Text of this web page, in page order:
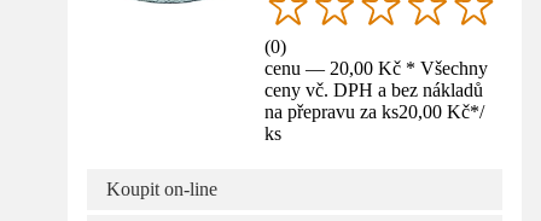
(0)
cenu — 20,00 Kč * Všechny
ceny vč. DPH a bez nákladů
na přepravu za ks20,00 Kč*/
ks
Koupit on-line